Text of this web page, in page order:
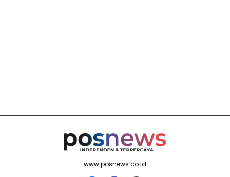
www.posnews.co.id